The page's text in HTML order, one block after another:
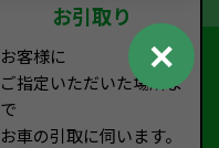
お引取り
お客様に
ご指定いただいた場所ま
で
お車の引取に伺います。
✕